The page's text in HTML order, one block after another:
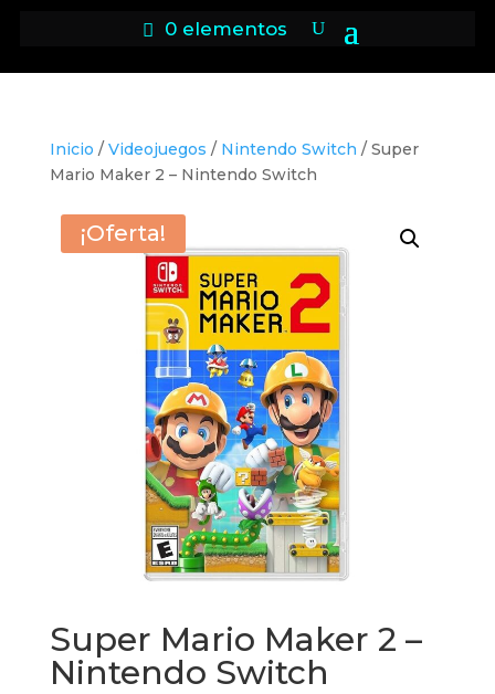
0 elementos
Inicio / Videojuegos / Nintendo Switch / Super
Mario Maker 2 – Nintendo Switch
¡Oferta!
Super Mario Maker 2 –
Nintendo Switch